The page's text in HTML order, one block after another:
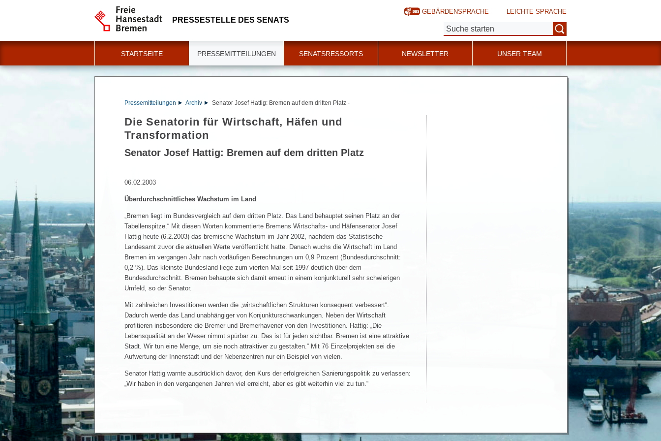
PRESSESTELLE DES SENATS
GEBÄRDENSPRACHE
LEICHTE SPRACHE
Suche:
STARTSEITE PRESSEMITTEILUNGEN SENATSRESSORTS NEWSLETTER UNSER TEAM
Pressemitteilungen Archiv Senator Josef Hattig: Bremen auf dem dritten Platz -
Die Senatorin für Wirtschaft, Häfen und
Transformation
Senator Josef Hattig: Bremen auf dem dritten Platz
06.02.2003
Überdurchschnittliches Wachstum im Land
„Bremen liegt im Bundesvergleich auf dem dritten Platz. Das Land behauptet seinen Platz an der
Tabellenspitze.“ Mit diesen Worten kommentierte Bremens Wirtschafts- und Häfensenator Josef
Hattig heute (6.2.2003) das bremische Wachstum im Jahr 2002, nachdem das Statistische
Landesamt zuvor die aktuellen Werte veröffentlicht hatte. Danach wuchs die Wirtschaft im Land
Bremen im vergangen Jahr nach vorläufigen Berechnungen um 0,9 Prozent (Bundesdurchschnitt:
0,2 %). Das kleinste Bundesland liege zum vierten Mal seit 1997 deutlich über dem
Bundesdurchschnitt. Bremen behaupte sich damit erneut in einem konjunkturell sehr schwierigen
Umfeld, so der Senator.
Mit zahlreichen Investitionen werden die „wirtschaftlichen Strukturen konsequent verbessert“.
Dadurch werde das Land unabhängiger von Konjunkturschwankungen. Neben der Wirtschaft
profitieren insbesondere die Bremer und Bremerhavener von den Investitionen. Hattig: „Die
Lebensqualität an der Weser nimmt spürbar zu. Das ist für jeden sichtbar. Bremen ist eine attraktive
Stadt. Wir tun eine Menge, um sie noch attraktiver zu gestalten.“ Mit 76 Einzelprojekten sei die
Aufwertung der Innenstadt und der Nebenzentren nur ein Beispiel von vielen.
Senator Hattig warnte ausdrücklich davor, den Kurs der erfolgreichen Sanierungspolitik zu verlassen:
„Wir haben in den vergangenen Jahren viel erreicht, aber es gibt weiterhin viel zu tun.“